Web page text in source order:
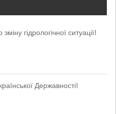
гідрологічної ситуації!
Державності!